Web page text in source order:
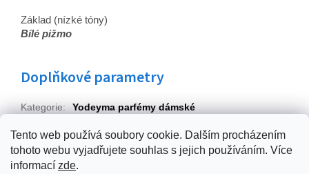
Tento web používá soubory cookie. Dalším procházením
tohoto webu vyjadřujete souhlas s jejich používáním. Více
informací zde.
Základ (nízké tóny)
Bílé pižmo
Doplňkové parametry
Kategorie:
Yodeyma parfémy dámské